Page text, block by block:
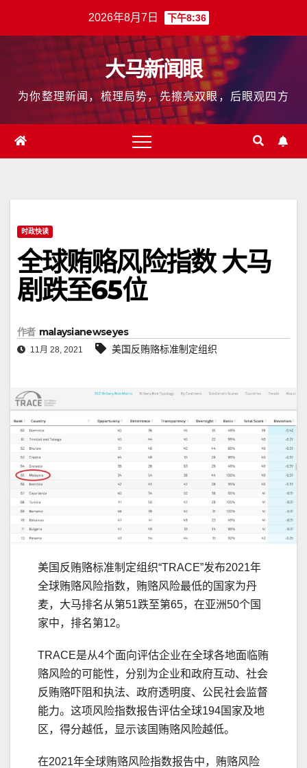
2026年8月7日 下午8:36
大马新闻眼
为你整理新闻，梳理局势，先擦亮双眼，后眼观四方
时政快读
全球贿赂风险指数 大马
剧跌至65位
作者 malaysianewseyes
11月 28, 2021 美国反贿赂标准制定组织
美国反贿赂标准制定组织“TRACE”发布2021年
全球贿赂风险指数，贿赂风险最低的国家为丹
麦，大马排名从第51跌至第65，在亚洲50个国
家中，排名第12。
TRACE是从4个面向评估企业在全球各地面临贿
赂风险的可能性，分别为企业和政府互动、社会
反贿赂吓阻和执法、政府透明度、公民社会监督
能力。这项风险指数报告评估全球194国家及地
区，得分越低，显示该国贿赂风险越低。
在2021年全球贿赂风险指数报告中，贿赂风险